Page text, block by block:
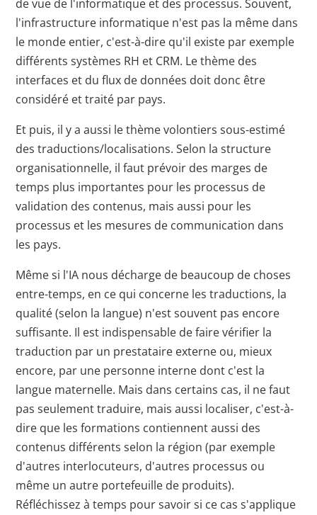
de vue de l'informatique et des processus. Souvent,
l'infrastructure informatique n'est pas la même dans
le monde entier, c'est-à-dire qu'il existe par exemple
différents systèmes RH et CRM. Le thème des
interfaces et du flux de données doit donc être
considéré et traité par pays.
Et puis, il y a aussi le thème volontiers sous-estimé
des traductions/localisations. Selon la structure
organisationnelle, il faut prévoir des marges de
temps plus importantes pour les processus de
validation des contenus, mais aussi pour les
processus et les mesures de communication dans
les pays.
Même si l'IA nous décharge de beaucoup de choses
entre-temps, en ce qui concerne les traductions, la
qualité (selon la langue) n'est souvent pas encore
suffisante. Il est indispensable de faire vérifier la
traduction par un prestataire externe ou, mieux
encore, par une personne interne dont c'est la
langue maternelle. Mais dans certains cas, il ne faut
pas seulement traduire, mais aussi localiser, c'est-à-
dire que les formations contiennent aussi des
contenus différents selon la région (par exemple
d'autres interlocuteurs, d'autres processus ou
même un autre portefeuille de produits).
Réfléchissez à temps pour savoir si ce cas s'applique